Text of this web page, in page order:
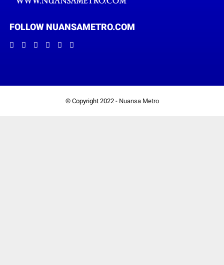
FOLLOW NUANSAMETRO.COM
© Copyright 2022 - Nuansa Metro